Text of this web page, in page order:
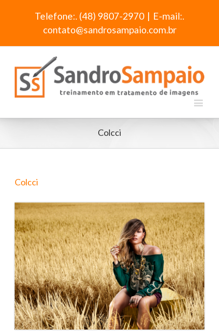
Telefone:. (48) 9807-2970 | E-mail:.
contato@sandrosampaio.com.br
Colcci
Colcci